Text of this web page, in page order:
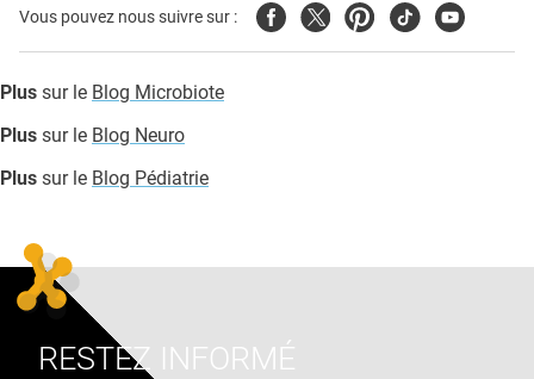
Vous pouvez nous suivre sur : FacebookTwitterPinterest
TiktokYoutube
Plus sur le Blog Microbiote
Plus sur le Blog Neuro
Plus sur le Blog Pédiatrie
RESTEZ INFORMÉ